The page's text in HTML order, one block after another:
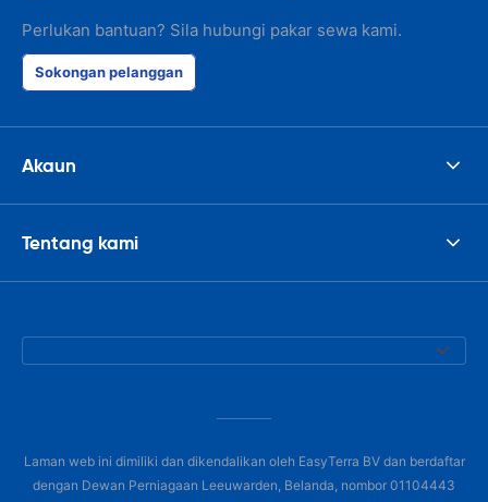
Perlukan bantuan? Sila hubungi pakar sewa kami.
Sokongan pelanggan
Akaun
Tentang kami
Laman web ini dimiliki dan dikendalikan oleh EasyTerra BV dan berdaftar
dengan Dewan Perniagaan Leeuwarden, Belanda, nombor 01104443